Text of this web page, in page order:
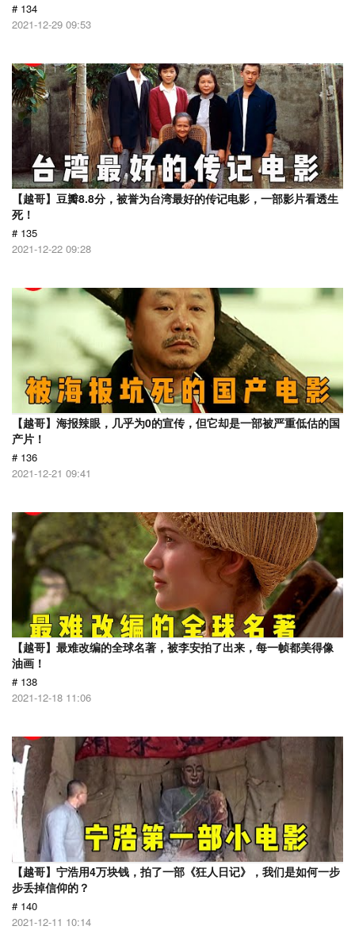
# 134
2021-12-29 09:53
【越哥】豆瓣8.8分，被誉为台湾最好的传记电影，一部影片看透生
死！
# 135
2021-12-22 09:28
【越哥】海报辣眼，几乎为0的宣传，但它却是一部被严重低估的国
产片！
# 136
2021-12-21 09:41
【越哥】最难改编的全球名著，被李安拍了出来，每一帧都美得像
油画！
# 138
2021-12-18 11:06
【越哥】宁浩用4万块钱，拍了一部《狂人日记》，我们是如何一步
步丢掉信仰的？
# 140
2021-12-11 10:14